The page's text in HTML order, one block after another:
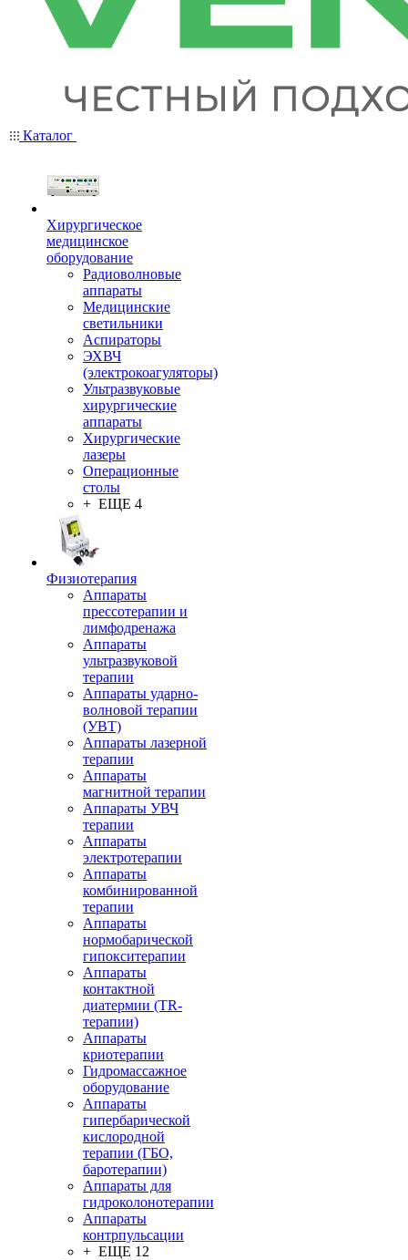
Каталог
Хирургическое
медицинское
оборудование
Радиоволновые
аппараты
Медицинские
светильники
Аспираторы
ЭХВЧ
(электрокоагуляторы)
Ультразвуковые
хирургические
аппараты
Хирургические
лазеры
Операционные
столы
+ ЕЩЕ 4
Физиотерапия
Аппараты
прессотерапии и
лимфодренажа
Аппараты
ультразвуковой
терапии
Аппараты ударно-
волновой терапии
(УВТ)
Аппараты лазерной
терапии
Аппараты
магнитной терапии
Аппараты УВЧ
терапии
Аппараты
электротерапии
Аппараты
комбинированной
терапии
Аппараты
нормобарической
гипокситерапии
Аппараты
контактной
диатермии (TR-
терапии)
Аппараты
криотерапии
Гидромассажное
оборудование
Аппараты
гипербарической
кислородной
терапии (ГБО,
баротерапии)
Аппараты для
гидроколонотерапии
Аппараты
контрпульсации
+ ЕЩЕ 12